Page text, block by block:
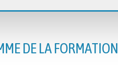
DE LA FORMATION